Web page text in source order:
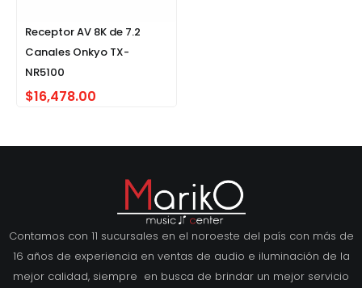
Receptor AV 8K de 7.2
Canales Onkyo TX-
NR5100
$16,478.00
Contamos con 11 sucursales en el noroeste del país con más de
16 años de experiencia en ventas de audio e iluminación de la
mejor calidad, siempre en busca de brindar un mejor servicio